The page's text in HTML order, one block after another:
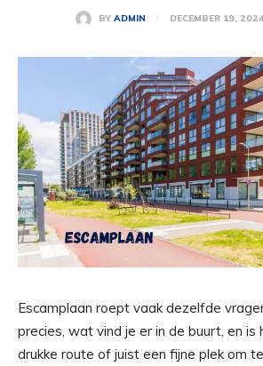
BY ADMIN DECEMBER 19,
Escamplaan roept vaak dezelfde
precies, wat vind je er in de buurt, en is
drukke route of juist een fijne plek om